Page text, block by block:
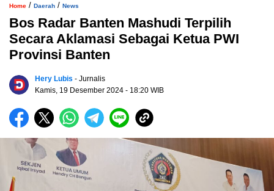
Home / Daerah / News
Bos Radar Banten Mashudi Terpilih
Secara Aklamasi Sebagai Ketua PWI
Provinsi Banten
Hery Lubis - Jurnalis
Kamis, 19 Desember 2024 - 18:20 WIB